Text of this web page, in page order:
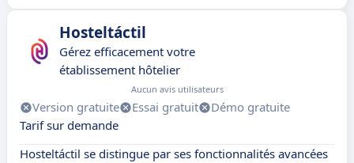
Hosteltáctil
Gérez efficacement votre
établissement hôtelier
Aucun avis utilisateurs
Version gratuite Essai gratuit
Démo gratuite
Tarif sur demande
Hosteltáctil se distingue par ses fonctionnalités avancées